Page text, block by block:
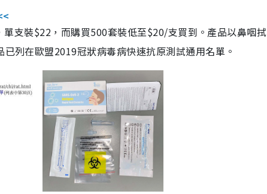
支裝$22，而購買500套裝低至$20/支買到。產品以鼻咽
列在歐盟2019冠狀病毒病快速抗原測試通用名單。